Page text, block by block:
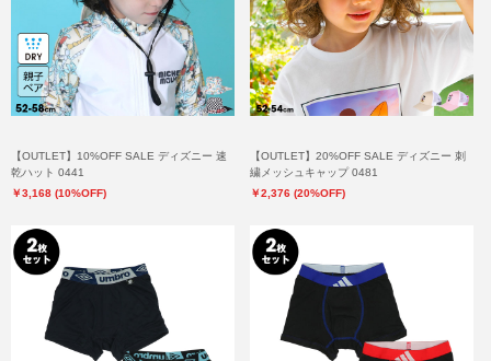
【OUTLET】10%OFF SALE ディズニー 速
乾ハット 0441
￥3,168 (10%OFF)
【OUTLET】20%OFF SALE ディズニー 刺
繍メッシュキャップ 0481
￥2,376 (20%OFF)